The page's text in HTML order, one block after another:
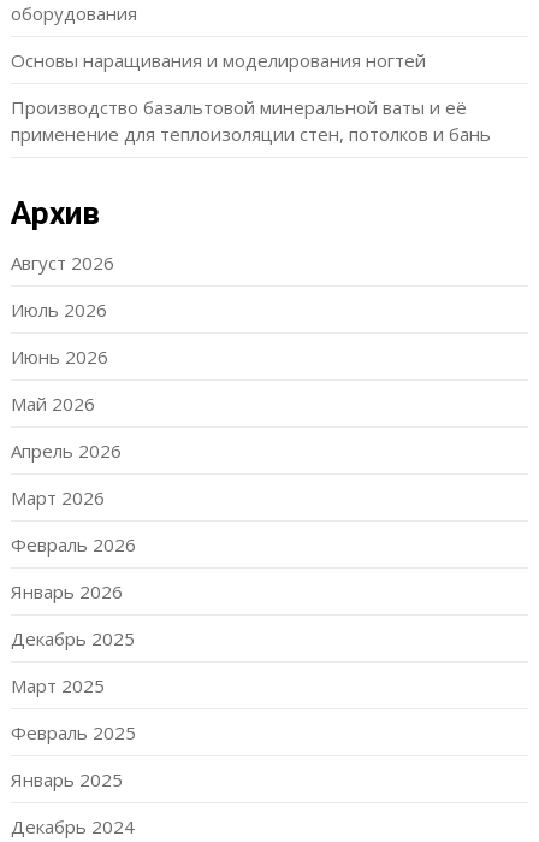
оборудования
Основы наращивания и моделирования ногтей
Производство базальтовой минеральной ваты и её
применение для теплоизоляции стен, потолков и бань
Архив
Август 2026
Июль 2026
Июнь 2026
Май 2026
Апрель 2026
Март 2026
Февраль 2026
Январь 2026
Декабрь 2025
Март 2025
Февраль 2025
Январь 2025
Декабрь 2024